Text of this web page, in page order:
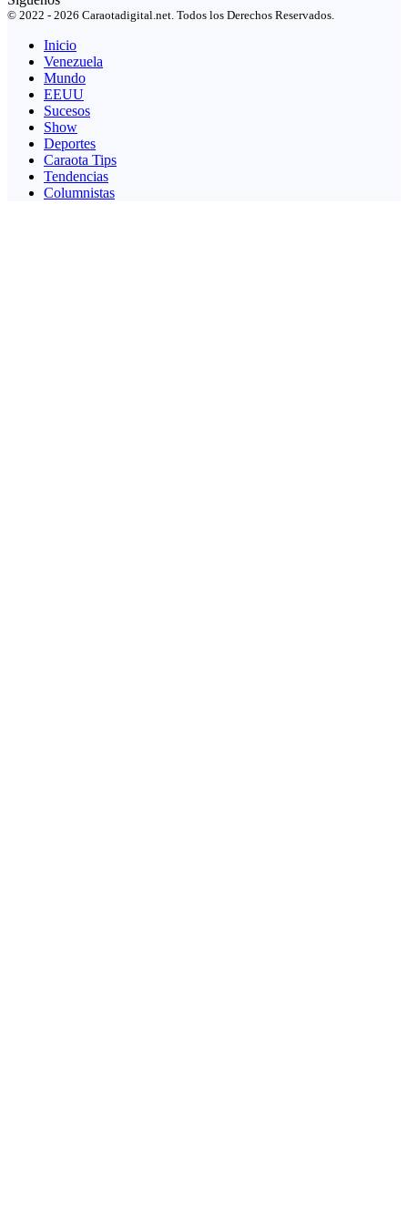
© 2022 - 2026 Caraotadigital.net. Todos los Derechos Reservados.
Inicio
Venezuela
Mundo
EEUU
Sucesos
Show
Deportes
Caraota Tips
Tendencias
Columnistas